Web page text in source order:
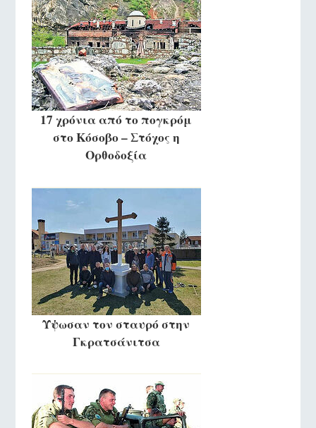
17 χρόνια από το πογκρόμ
στο Κόσοβο – Στόχος η
Ορθοδοξία
Ύψωσαν τον σταυρό στην
Γκρατσάνιτσα